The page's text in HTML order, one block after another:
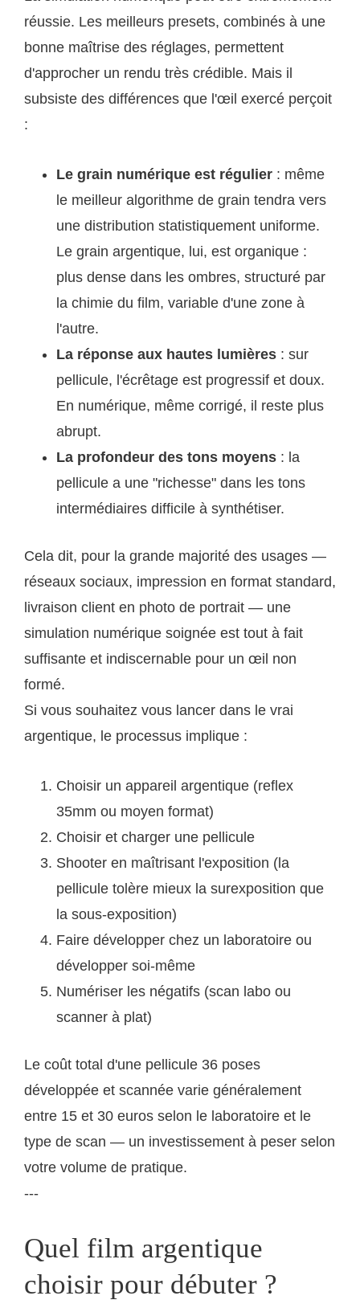
réussie. Les meilleurs presets, combinés à une
bonne maîtrise des réglages, permettent
d'approcher un rendu très crédible. Mais il
subsiste des différences que l'œil exercé perçoit
:
Le grain numérique est régulier : même
le meilleur algorithme de grain tendra vers
une distribution statistiquement uniforme.
Le grain argentique, lui, est organique :
plus dense dans les ombres, structuré par
la chimie du film, variable d'une zone à
l'autre.
La réponse aux hautes lumières : sur
pellicule, l'écrêtage est progressif et doux.
En numérique, même corrigé, il reste plus
abrupt.
La profondeur des tons moyens : la
pellicule a une "richesse" dans les tons
intermédiaires difficile à synthétiser.
Cela dit, pour la grande majorité des usages —
réseaux sociaux, impression en format standard,
livraison client en photo de portrait — une
simulation numérique soignée est tout à fait
suffisante et indiscernable pour un œil non
formé.
Si vous souhaitez vous lancer dans le vrai
argentique, le processus implique :
Choisir un appareil argentique (reflex
35mm ou moyen format)
Choisir et charger une pellicule
Shooter en maîtrisant l'exposition (la
pellicule tolère mieux la surexposition que
la sous-exposition)
Faire développer chez un laboratoire ou
développer soi-même
Numériser les négatifs (scan labo ou
scanner à plat)
Le coût total d'une pellicule 36 poses
développée et scannée varie généralement
entre 15 et 30 euros selon le laboratoire et le
type de scan — un investissement à peser selon
votre volume de pratique.
---
Quel film argentique
choisir pour débuter ?